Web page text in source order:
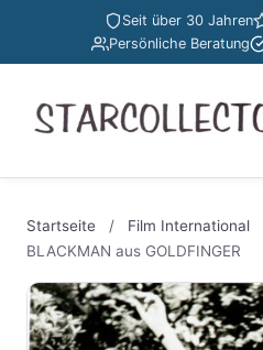
Seit über 30 Jahren
Persönliche Beratung
Startseite / Film International
BLACKMAN aus GOLDFINGER